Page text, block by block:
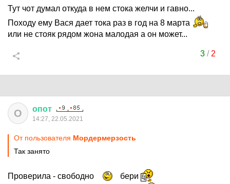
Тут чот думал откуда в нем стока желчи и гавно...
Походу ему Вася дает тока раз в год на 8 марта
или не стояк рядом жона малодая а он может...
3/ 2
О опот
14:27, 22.05.2021
От пользователя Мордермерзость
Так занято
Проверила - свободно
бери